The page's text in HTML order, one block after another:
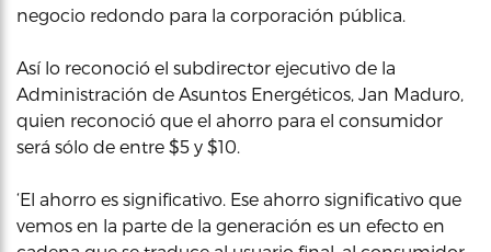
negocio redondo para la corporación pública.
Así lo reconoció el subdirector ejecutivo de la
Administración de Asuntos Energéticos, Jan Maduro,
quien reconoció que el ahorro para el consumidor
será sólo de entre $5 y $10.
‘El ahorro es significativo. Ese ahorro significativo que
vemos en la parte de la generación es un efecto en